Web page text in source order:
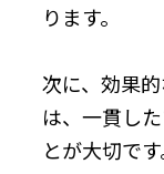
ります。
次に、効果
は、一貫し
とが大切で